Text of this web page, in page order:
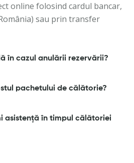
online folosind cardul bancar,
sau prin transfer
în cazul anulării rezervării?
pachetului de călătorie?
asistență în timpul călătoriei